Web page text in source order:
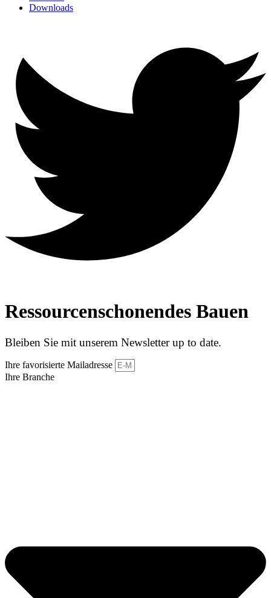
Downloads
Ressourcenschonendes Bauen
Bleiben Sie mit unserem Newsletter up to date.
Ihre favorisierte Mailadresse
Ihre Branche